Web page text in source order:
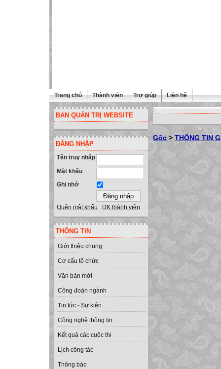
Trang chủ Thành viên Trợ giúp Liên hệ
BAN QUẢN TRỊ WEBSITE
ĐĂNG NHẬP
Tên truy nhập
Mật khẩu
Ghi nhớ
Quên mật khẩu ĐK thành viên
THÔNG TIN
Giới thiệu chung
Cơ cấu tổ chức
Văn bản mới
Công đoàn ngành
Tin tức - Sự kiện
Công nghệ thông tin
Kết quả các cuộc thi
Lịch công tác
Thông báo
Gốc > THÔNG TIN